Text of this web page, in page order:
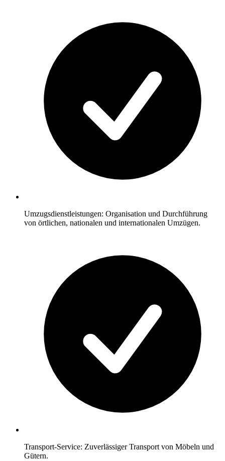
Umzugsdienstleistungen: Organisation und Durchführung
von örtlichen, nationalen und internationalen Umzügen.
Transport-Service: Zuverlässiger Transport von Möbeln und
Gütern.